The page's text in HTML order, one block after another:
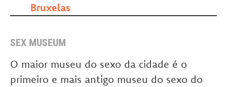
Bruxelas
SEX MUSEUM
O maior museu do sexo da cidade é o
primeiro e mais antigo museu do sexo do